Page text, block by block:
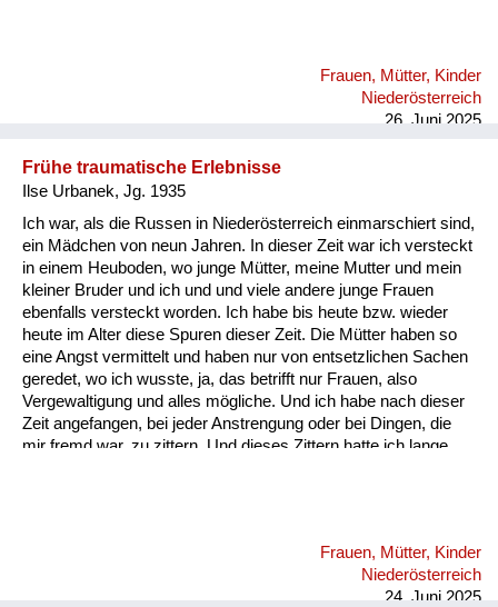
verklebten Fenstern habe ich eigentlich in all diesen
Geschichten nichts gehört. Mitgedacht. Das muss ich
Frauen, Mütter, Kinder
Niederösterreich
26. Juni 2025
Frühe traumatische Erlebnisse
Ilse Urbanek, Jg. 1935
Ich war, als die Russen in Niederösterreich einmarschiert sind,
ein Mädchen von neun Jahren. In dieser Zeit war ich versteckt
in einem Heuboden, wo junge Mütter, meine Mutter und mein
kleiner Bruder und ich und und viele andere junge Frauen
ebenfalls versteckt worden. Ich habe bis heute bzw. wieder
heute im Alter diese Spuren dieser Zeit. Die Mütter haben so
eine Angst vermittelt und haben nur von entsetzlichen Sachen
geredet, wo ich wusste, ja, das betrifft nur Frauen, also
Vergewaltigung und alles mögliche. Und ich habe nach dieser
Zeit angefangen, bei jeder Anstrengung oder bei Dingen, die
mir fremd war, zu zittern. Und dieses Zittern hatte ich lange,
dann war es besser. Aber jetzt im Alter ist es wieder da ist,
Frauen, Mütter, Kinder
Niederösterreich
24. Juni 2025